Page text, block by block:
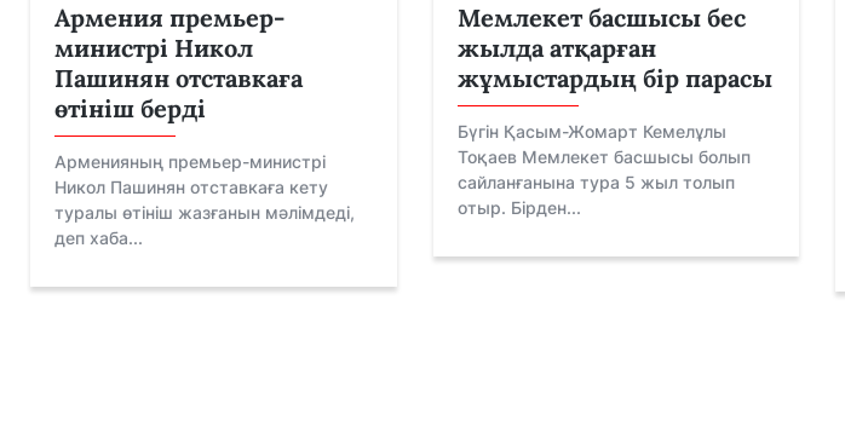
Армения премьер-
министрі Никол
Пашинян отставкаға
өтініш берді
Арменияның премьер-министрі
Никол Пашинян отставкаға кету
туралы өтініш жазғанын мәлімдеді,
деп хаба...
Мемлекет басшысы бес
жылда атқарған
жұмыстардың бір парасы
Бүгін Қасым-Жомарт Кемелұлы
Тоқаев Мемлекет басшысы болып
сайланғанына тура 5 жыл толып
отыр. Бірден...